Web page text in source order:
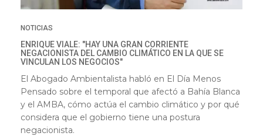
NOTICIAS
ENRIQUE VIALE: "HAY UNA GRAN CORRIENTE
NEGACIONISTA DEL CAMBIO CLIMÁTICO EN LA QUE SE
VINCULAN LOS NEGOCIOS"
El Abogado Ambientalista habló en El Día Menos
Pensado sobre el temporal que afectó a Bahía Blanca
y el AMBA, cómo actúa el cambio climático y por qué
considera que el gobierno tiene una postura
negacionista.